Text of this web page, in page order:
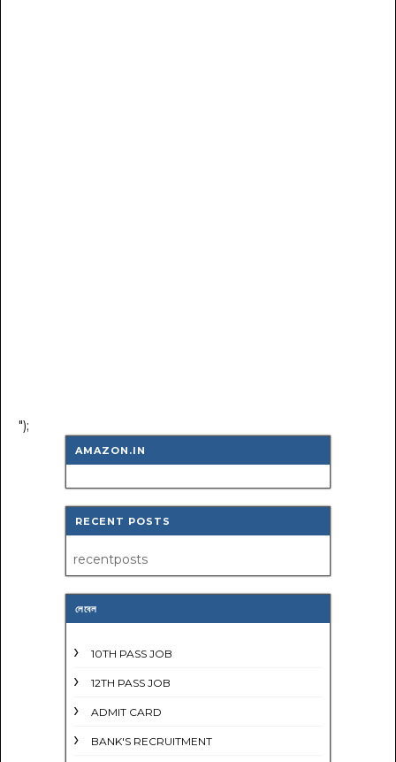
");
AMAZON.IN
RECENT POSTS
recentposts
লেবেল
10TH PASS JOB
12TH PASS JOB
ADMIT CARD
BANK'S RECRUITMENT